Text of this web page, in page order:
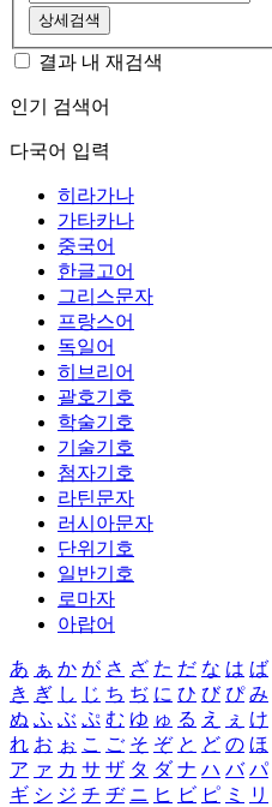
상세검색
결과 내 재검색
인기 검색어
다국어 입력
히라가나
가타카나
중국어
한글고어
그리스문자
프랑스어
독일어
히브리어
괄호기호
학술기호
기술기호
첨자기호
라틴문자
러시아문자
단위기호
일반기호
로마자
아랍어
あ ぁ か が さ ざ た だ な は ば
き ぎ し じ ち ぢ に ひ び ぴ み
ぬ ふ ぶ ぷ む ゆ ゅ る え ぇ け
れ お ぉ こ ご そ ぞ と ど の ほ
ア ァ カ サ ザ タ ダ ナ ハ バ パ
ギ シ ジ チ ヂ ニ ヒ ビ ピ ミ リ